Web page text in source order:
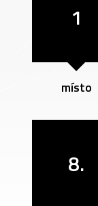
1
místo
8.